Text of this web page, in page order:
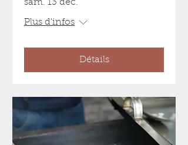
sam. 13 déc.
Plus d'infos
Détails